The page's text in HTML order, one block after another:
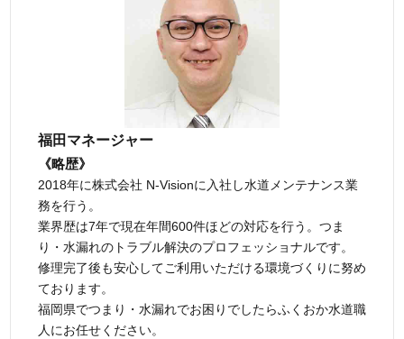
福田マネージャー
《略歴》
2018年に株式会社 N-Visionに入社し水道メンテナンス業
務を行う。
業界歴は7年で現在年間600件ほどの対応を行う。つま
り・水漏れのトラブル解決のプロフェッショナルです。
修理完了後も安心してご利用いただける環境づくりに努め
ております。
福岡県でつまり・水漏れでお困りでしたらふくおか水道職
人にお任せください。